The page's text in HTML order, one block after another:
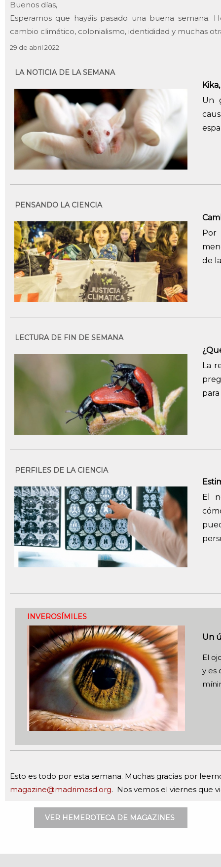
Buenos días,
Esperamos que hayáis pasado una buena semana.
cambio climático, colonialismo, identididad y muchas
29 de abril 2022
LA NOTICIA DE LA SEMANA
Un
PENSANDO LA CIENCIA
de
LECTURA DE FIN DE SEMANA
La
PERFILES DE LA CIENCIA
El
INVEROSÍMILES
Un
El
y es
Esto es todo por esta semana. Muchas gracias por
magazine@madrimasd.org. Nos vemos el viernes que
VER HEMEROTECA DE MAGAZINES